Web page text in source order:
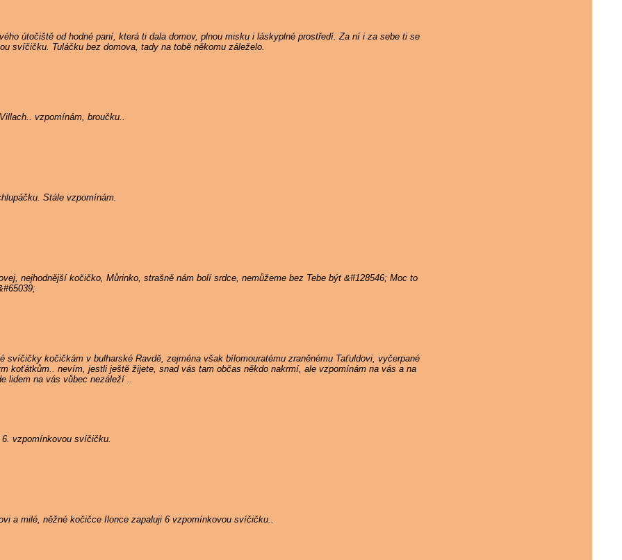
útočiště od hodné paní, která ti dala domov, plnou misku i láskyplné prostředí. Za ní i za sebe ti se
svíčičku. Tuláčku bez domova, tady na tobě někomu záleželo.
vzpomínám, broučku..
Stále vzpomínám.
nejhodnější kočičko, Můrinko, strašně nám bolí srdce, nemůžeme bez Tebe být &#128546; Moc to
svíčičky kočičkám v bulharské Ravdě, zejména však bílomouratému zraněnému Taťuldovi, vyčerpané
koťátkům.. nevím, jestli ještě žijete, snad vás tam občas někdo nakrmí, ale vzpomínám na vás a na
lidem na vás vůbec nezáleží ..
vzpomínkovou svíčičku.
a milé, něžné kočičce Ilonce zapaluji 6 vzpomínkovou svíčičku..